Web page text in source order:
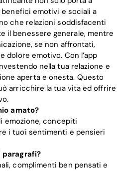
emotivi e sociali a
che relazioni soddisfacenti
il benessere generale, mentre
se non affrontati,
dolore emotivo. Con l’app
nella tua relazione e
aperta e onesta. Questo
arricchire la tua vita ed offrire
amato?
emozione, concepiti
i tuoi sentimenti e pensieri
paragrafi?
complimenti ben pensati e